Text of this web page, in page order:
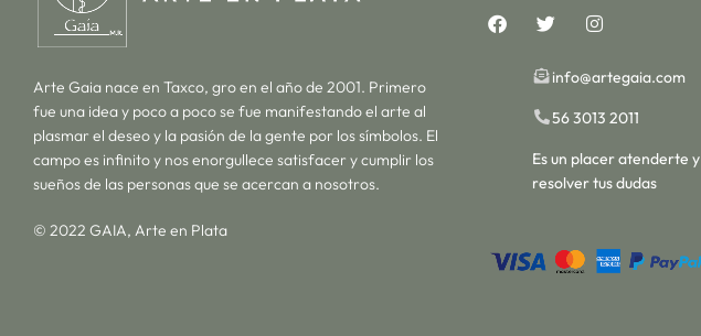
Arte Gaia nace en Taxco, gro en el año de 2001. Primero
fue una idea y poco a poco se fue manifestando el arte al
plasmar el deseo y la pasión de la gente por los símbolos. El
campo es infinito y nos enorgullece satisfacer y cumplir los
sueños de las personas que se acercan a nosotros.
© 2022 GAIA, Arte en Plata
info@artegaia.com
56 3013 2011
Es un placer atenderte y
resolver tus dudas